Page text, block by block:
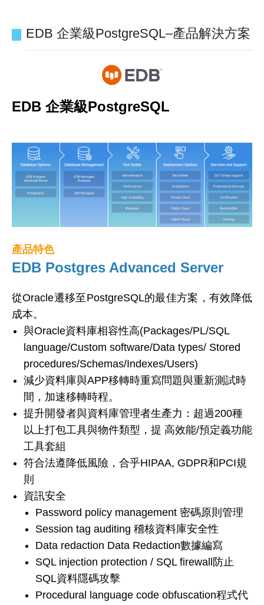
EDB 企業級PostgreSQL–產品解決方案
EDB 企業級PostgreSQL
產品特色
EDB Postgres Advanced Server
從Oracle遷移至PostgreSQL的最佳方案，有效降低
成本。
與Oracle資料庫相容性高(Packages/PL/SQL
language/Custom software/Data types/ Stored
procedures/Schemas/Indexes/Users)
減少資料庫與APP移轉時重寫問題與重新測試時
間，加速移轉時程。
提升開發者與資料庫管理者生產力：超過200種
以上打包工具與物件類型，提 高效能/預定義功能
工具套組
符合法遵降低風險，合乎HIPAA, GDPR和PCI規
則
資訊安全
Password policy management 密碼原則管理
Session tag auditing 稽核資料庫安全性
Data redaction Data Redaction數據編寫
SQL injection protection / SQL firewall防止
SQL資料隱碼攻擊
Procedural language code obfuscation程式代